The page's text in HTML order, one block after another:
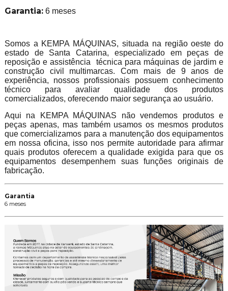
Garantia:6 meses
Somos a KEMPA MÁQUINAS, situada na região oeste do
estado de Santa Catarina, especializado em peças de
reposição e assistência técnica para máquinas de jardim e
construção civil multimarcas. Com mais de 9 anos de
experiência, nossos profissionais possuem conhecimento
técnico para avaliar qualidade dos produtos
comercializados, oferecendo maior segurança ao usuário.
Aqui na KEMPA MÁQUINAS não vendemos produtos e
peças apenas, mas também usamos os mesmos produtos
que comercializamos para a manutenção dos equipamentos
em nossa oficina, isso nos permite autoridade para afirmar
quais produtos oferecem a qualidade exigida para que os
equipamentos desempenhem suas funções originais de
fabricação.
Garantia
6 meses